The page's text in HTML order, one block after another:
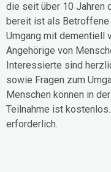
die seit über 10 Jahren
bereit ist als Betroffene
Umgang mit dementiell
Angehörige von
Interessierte sind
sowie Fragen zum
Menschen können in
Teilnahme ist
erforderlich.